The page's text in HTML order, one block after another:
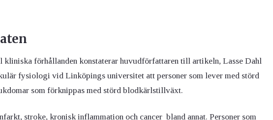
kliniska förhållanden konstaterar huvudförfattaren till artikeln, Lasse Dahl
fysiologi vid Linköpings universitet att personer som lever med störd
som förknippas med störd blodkärlstillväxt.
stroke, kronisk inflammation och cancer bland annat. Personer som